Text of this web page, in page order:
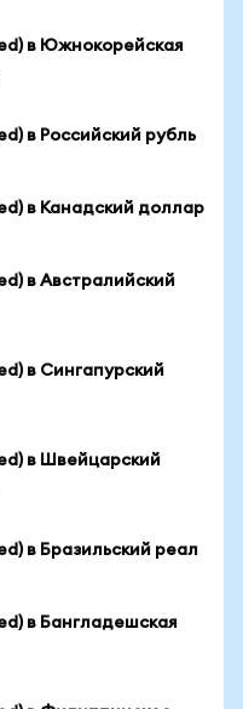
в Южнокорейская
в Российский рубль
в Канадский доллар
в Австралийский
в Сингапурский
в Швейцарский
в Бразильский реал
в Бангладешская